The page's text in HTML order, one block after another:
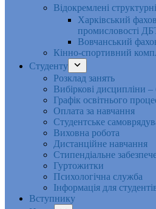
Відокремлені
Харківський
промисловості
Вовчанський
Кінно-спортивний
Студенту
Розклад занять
Вибіркові дисципліни –
Графік освітнього
Оплата за навчання
Студентське
Виховна робота
Дистанційне навчання
Стипендіальне
Гуртожитки
Психологічна служба
Інформація для
Вступнику